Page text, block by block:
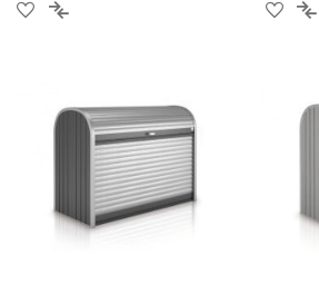
ZURZUR
ZUR